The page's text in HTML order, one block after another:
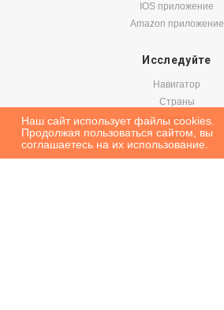
IOS приложение
Amazon приложение
Исследуйте
Навигатор
Страны
Города
Блог
Наш сайт использует файлы cookies.
Продолжая пользоваться сайтом, вы
соглашаетесь на их использование.